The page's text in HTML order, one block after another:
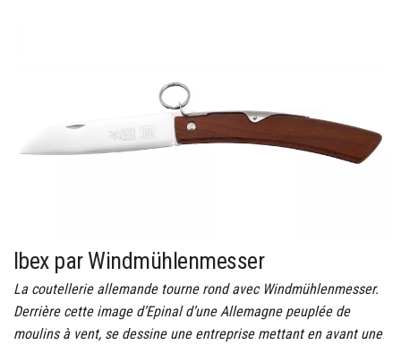
Ibex par Windmühlenmesser
La coutellerie allemande tourne rond avec Windmühlenmesser.
Derrière cette image d’Epinal d’une Allemagne peuplée de
moulins à vent, se dessine une entreprise mettant en avant une